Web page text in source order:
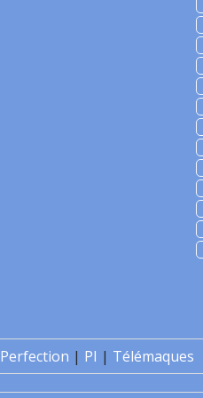
Perfection | PI | Télémaques